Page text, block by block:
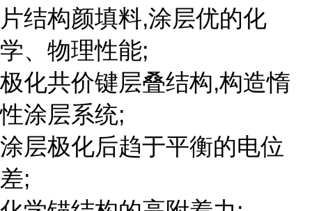
片结构颜填料,涂层优的化
学、物理性能;
极化共价键层叠结构,构造惰
性涂层系统;
涂层极化后趋于平衡的电位
差;